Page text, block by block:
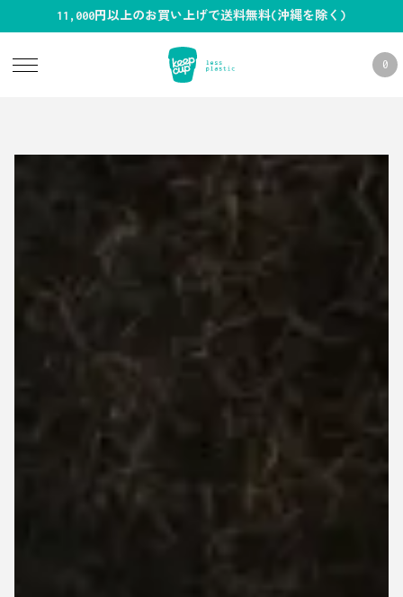
11,000円以上のお買い上げで送料無料(沖縄を除く)
0